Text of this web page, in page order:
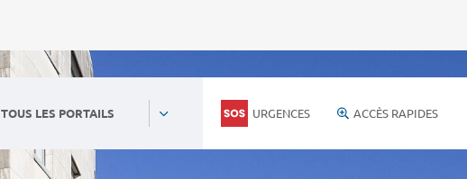
TOUS LES PORTAILS URGENCES ACCÈS RAPIDES